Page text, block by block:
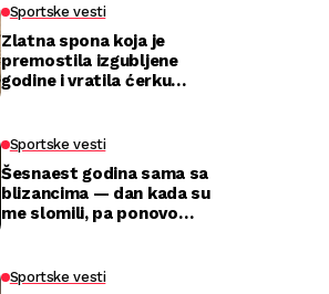
Sportske vesti
Zlatna spona koja je
premostila izgubljene
godine i vratila ćerku
Sportske vesti
Šesnaest godina sama sa
blizancima — dan kada su
me slomili, pa ponovo
Sportske vesti